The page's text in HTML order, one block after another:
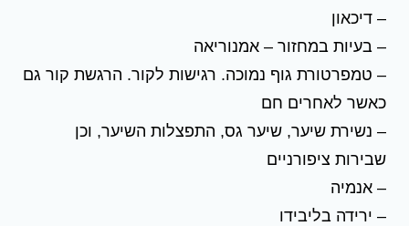
– דיכאון
– בעיות במחזור – אמנוריאה
– טמפרטורת גוף נמוכה. רגישות לקור. הרגשת קור גם
כאשר לאחרים חם
– נשירת שיער, שיער גס, התפצלות השיער, וכן
שבירות ציפורניים
– אנמיה
– ירידה בליבידו